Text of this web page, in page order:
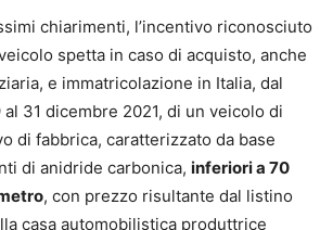
chiarimenti, l’incentivo riconosciuto
spetta in caso di acquisto, anche
e immatricolazione in Italia, dal
31 dicembre 2021, di un veicolo di
di fabbrica, caratterizzato da base
di anidride carbonica, inferiori a 70
, con prezzo risultante dal listino
casa automobilistica produttrice